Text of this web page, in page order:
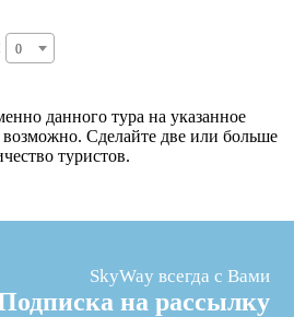
0
данного тура на указанное
возможно. Сделайте две или больше
туристов.
SkyWay всегда с Вами
на рассылку